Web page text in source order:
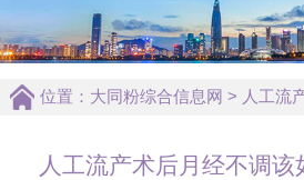
位置： 大同粉综合信息网 > 人工流
人工流产术后月经不调该